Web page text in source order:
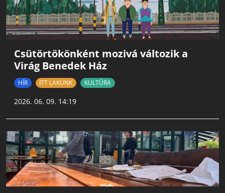
Csütörtökönként mozivá változik a
Virág Benedek Ház
HÍR ITT LAKUNK KULTÚRA
2026. 06. 09. 14:19